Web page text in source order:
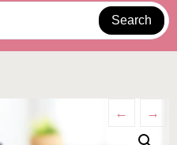
Search
← →